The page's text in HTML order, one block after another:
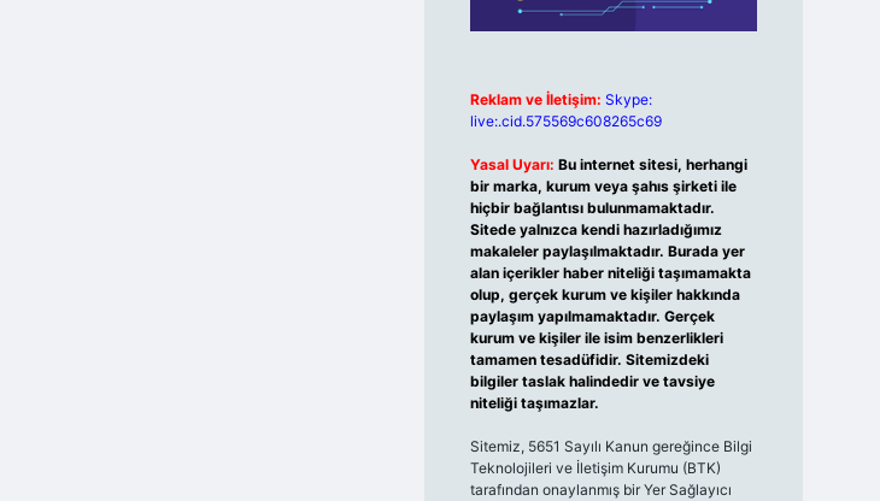
Reklam ve İletişim: Skype:
live:.cid.575569c608265c69
Yasal Uyarı: Bu internet sitesi, herhangi
bir marka, kurum veya şahıs şirketi ile
hiçbir bağlantısı bulunmamaktadır.
Sitede yalnızca kendi hazırladığımız
makaleler paylaşılmaktadır. Burada yer
alan içerikler haber niteliği taşımamakta
olup, gerçek kurum ve kişiler hakkında
paylaşım yapılmamaktadır. Gerçek
kurum ve kişiler ile isim benzerlikleri
tamamen tesadüfidir. Sitemizdeki
bilgiler taslak halindedir ve tavsiye
niteliği taşımazlar.
Sitemiz, 5651 Sayılı Kanun gereğince Bilgi
Teknolojileri ve İletişim Kurumu (BTK)
tarafından onaylanmış bir Yer Sağlayıcı